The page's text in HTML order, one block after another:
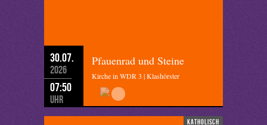
30.07.
2026
07:50
Uhr
Pfauenrad und Steine
Kirche in WDR 3 | Klashörster
katholisch